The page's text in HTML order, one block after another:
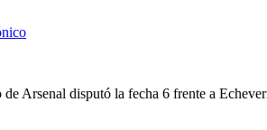
Arsenal disputó la fecha 6 frente a